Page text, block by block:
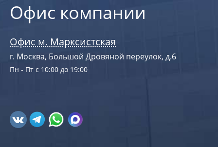
Офис компании
Офис м. Марксистская
г. Москва, Большой Дровяной переулок, д.6
Пн - Пт с 10:00 до 19:00